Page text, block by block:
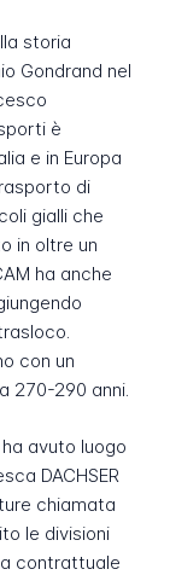
storia
Gondrand nel
è
e in Europa
di
gialli che
in oltre un
ha anche
con un
270-290 anni.
avuto luogo
DACHSER
chiamata
le divisioni
contrattuale